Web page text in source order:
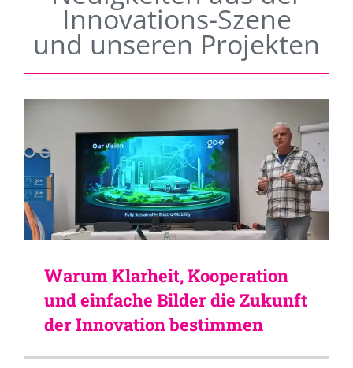
Innovations-Szene
und unseren Projekten
Warum Klarheit, Kooperation
und einfache Bilder die Zukunft
der Innovation bestimmen